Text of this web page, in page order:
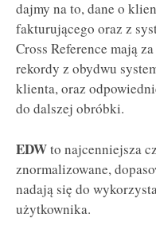
dajmy na to, dane o
fakturującego oraz z
Cross Reference mają
rekordy z obydwu
klienta, oraz
do dalszej obróbki.
EDWto najcenniejsza
znormalizowane,
nadają się do
użytkownika.